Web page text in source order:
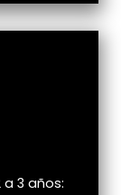
a 3 años: